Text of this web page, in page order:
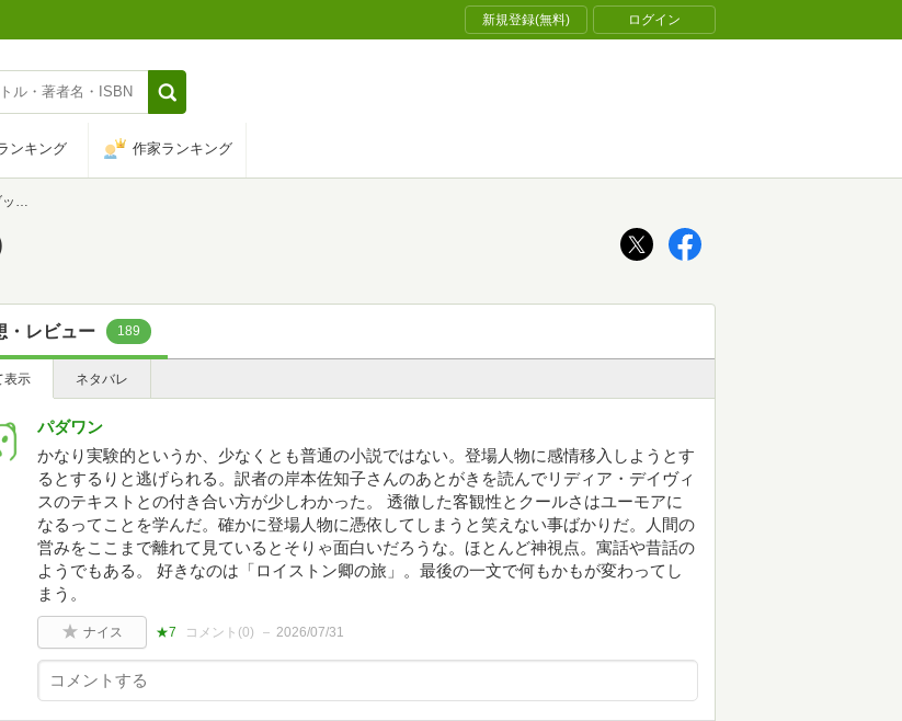
新規登録(無料) ログイン
ンキング 作家ランキング
)
・レビュー 189
表示 ネタバレ
パダワン
かなり実験的というか、少なくとも普通の小説ではない。登場人物に感情移入しようとす
るとするりと逃げられる。訳者の岸本佐知子さんのあとがきを読んでリディア・デイヴィ
スのテキストとの付き合い方が少しわかった。 透徹した客観性とクールさはユーモアに
なるってことを学んだ。確かに登場人物に憑依してしまうと笑えない事ばかりだ。人間の
営みをここまで離れて見ているとそりゃ面白いだろうな。ほとんど神視点。寓話や昔話の
ようでもある。 好きなのは「ロイストン卿の旅」。最後の一文で何もかもが変わってし
まう。
ナイス ★7 コメント(0) 2026/07/31